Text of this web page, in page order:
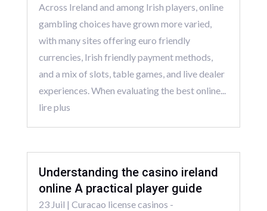
Across Ireland and among Irish players, online
gambling choices have grown more varied,
with many sites offering euro friendly
currencies, Irish friendly payment methods,
and a mix of slots, table games, and live dealer
experiences. When evaluating the best online...
lire plus
Understanding the casino ireland
online A practical player guide
23 Juil | Curacao license casinos -